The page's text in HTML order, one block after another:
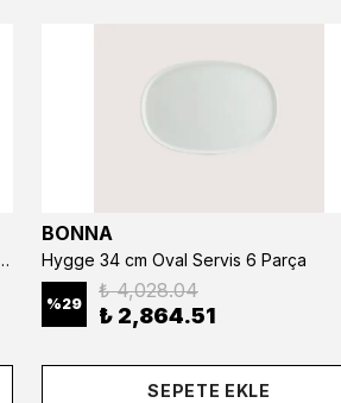
cm Kapaklı Polikarbon Organizer Bar & Kafe
BONNA
Hygge 34 cm Oval Servis 6 Parça
%29
₺ 4,028.04
₺ 2,864.51
SEPETE EKLE